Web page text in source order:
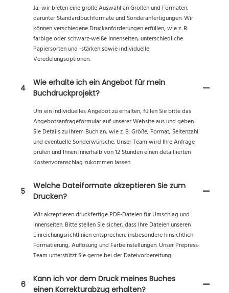
Ja, wir bieten eine große Auswahl an Größen und Formaten,
darunter Standardbuchformate und Sonderanfertigungen. Wir
können verschiedene Druckanforderungen erfüllen, wie z. B.
farbige oder schwarz-weiße Innenseiten, unterschiedliche
Papiersorten und -stärken sowie individuelle
Veredelungsoptionen.
4
Wie erhalte ich ein Angebot für mein
Buchdruckprojekt?
Um ein individuelles Angebot zu erhalten, füllen Sie bitte das
Angebotsanfrageformular auf unserer Website aus und geben
Sie Details zu Ihrem Buch an, wie z. B. Größe, Format, Seitenzahl
und eventuelle Sonderwünsche. Unser Team wird Ihre Anfrage
prüfen und Ihnen innerhalb von 12 Stunden einen detaillierten
Kostenvoranschlag zukommen lassen.
5
Welche Dateiformate akzeptieren Sie zum
Drucken?
Wir akzeptieren druckfertige PDF-Dateien für Umschlag und
Innenseiten. Bitte stellen Sie sicher, dass Ihre Dateien unseren
Einreichungsrichtlinien entsprechen, insbesondere hinsichtlich
Formatierung, Auflösung und Farbeinstellungen. Unser Prepress-
Team unterstützt Sie gerne bei der Dateivorbereitung.
6
Kann ich vor dem Druck meines Buches
einen Korrekturabzug erhalten?